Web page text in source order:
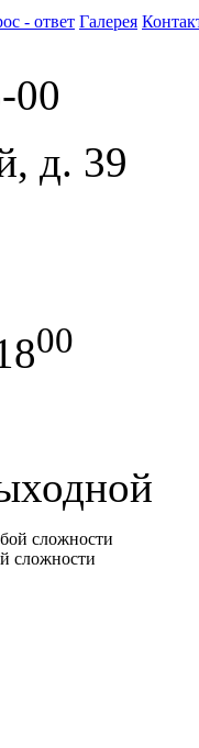
- ответ Галерея
00
д. 39
00
сложности